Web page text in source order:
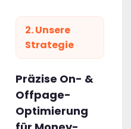
2. Unsere
Strategie
Präzise On- &
Offpage-
Optimierung